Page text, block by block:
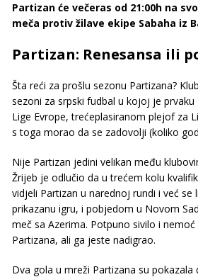
Partizan će večeras od 21:00h na
meča protiv žilave ekipe Sabaha iz
Partizan: Renesansa ili
Šta reći za prošlu sezonu Partizana?
sezoni za srpski fudbal u kojoj je
Lige Evrope, trećeplasiranom plejof za
s toga morao da se zadovolji (koliko
Nije Partizan jedini velikan među
Žrijeb je odlučio da u trećem kolu
vidjeli Partizan u narednoj rundi i već
prikazanu igru, i pobjedom u Novom
meč sa Azerima. Potpuno sivilo i
Partizana, ali ga jeste nadigrao.
Dva gola u mreži Partizana su